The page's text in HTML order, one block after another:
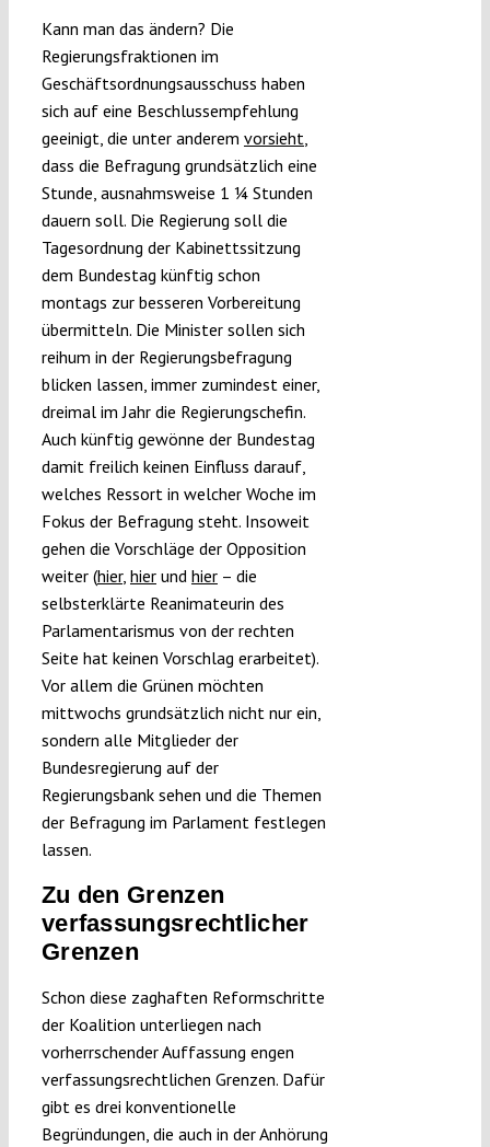
Kann man das ändern? Die
Regierungsfraktionen im
Geschäftsordnungsausschuss haben
sich auf eine Beschlussempfehlung
geeinigt, die unter anderem vorsieht,
dass die Befragung grundsätzlich eine
Stunde, ausnahmsweise 1 ¼ Stunden
dauern soll. Die Regierung soll die
Tagesordnung der Kabinettssitzung
dem Bundestag künftig schon
montags zur besseren Vorbereitung
übermitteln. Die Minister sollen sich
reihum in der Regierungsbefragung
blicken lassen, immer zumindest einer,
dreimal im Jahr die Regierungschefin.
Auch künftig gewönne der Bundestag
damit freilich keinen Einfluss darauf,
welches Ressort in welcher Woche im
Fokus der Befragung steht. Insoweit
gehen die Vorschläge der Opposition
weiter (hier, hierund hier– die
selbsterklärte Reanimateurin des
Parlamentarismus von der rechten
Seite hat keinen Vorschlag erarbeitet).
Vor allem die Grünen möchten
mittwochs grundsätzlich nicht nur ein,
sondern alle Mitglieder der
Bundesregierung auf der
Regierungsbank sehen und die Themen
der Befragung im Parlament festlegen
lassen.
Zu den Grenzen
verfassungsrechtlicher
Grenzen
Schon diese zaghaften Reformschritte
der Koalition unterliegen nach
vorherrschender Auffassung engen
verfassungsrechtlichen Grenzen. Dafür
gibt es drei konventionelle
Begründungen, die auch in der Anhörung